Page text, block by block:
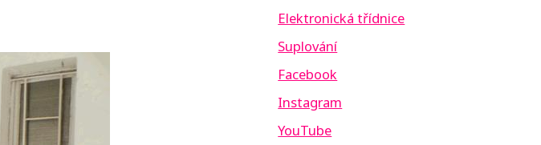
Elektronická třídnice
Suplování
Facebook
Instagram
YouTube